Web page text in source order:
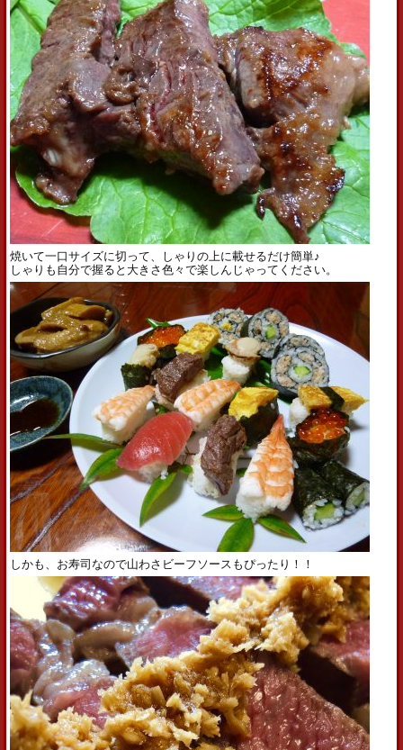
焼いて一口サイズに切って、しゃりの上に載せるだけ簡単♪
しゃりも自分で握ると大きさ色々で楽しんじゃってください。
しかも、お寿司なので山わさビーフソースもぴったり！！